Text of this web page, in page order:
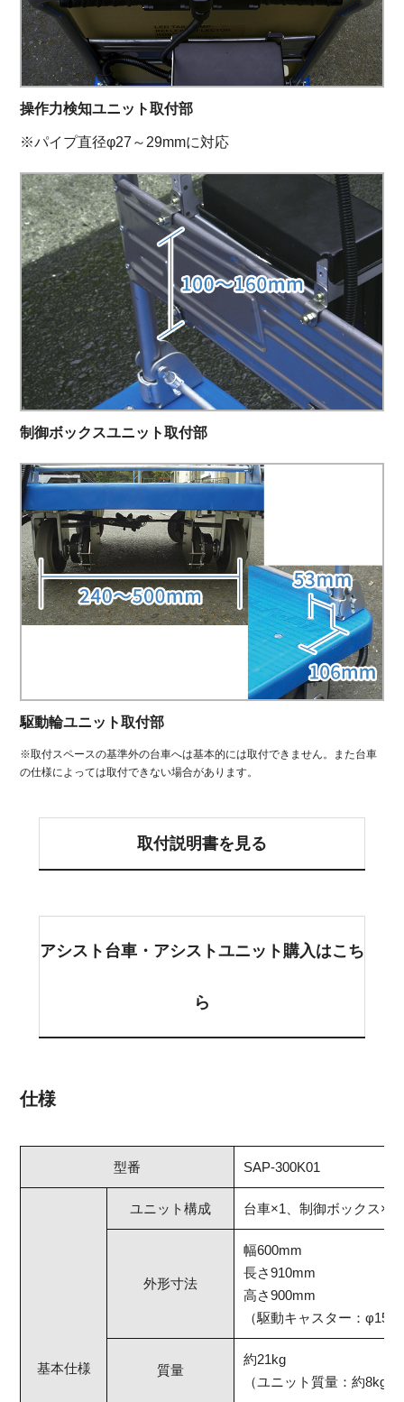
操作力検知ユニット取付部
※パイプ直径φ27～29mmに対応
制御ボックスユニット取付部
駆動輪ユニット取付部
※取付スペースの基準外の台車へは基本的には取付できません。また台車
の仕様によっては取付できない場合があります。
取付説明書を見る
アシスト台車・アシストユニット購入はこち
ら
仕様
型番 SAP-300K01
基本仕様
ユニット構成 台車×1、制御ボックス×1
外形寸法
幅600mm
長さ910mm
高さ900mm
（駆動キャスター：
質量
約21kg
（ユニット質量：約8kg）